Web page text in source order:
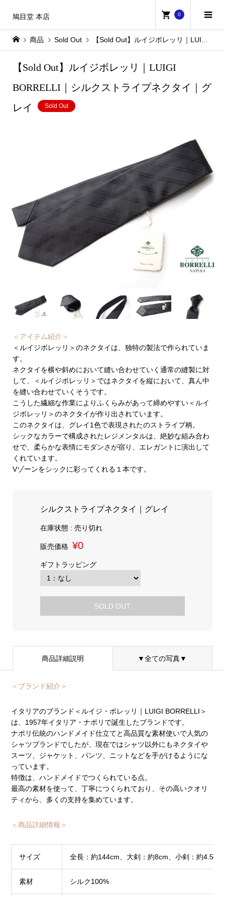
鳩目堂 本店 0
商品 Sold Out 【Sold Out】ルイジボレッリ｜LUIGI BORRELLI｜シルクストライプネクタイ｜グレイ
【Sold Out】ルイジボレッリ｜LUIGI
BORRELLI｜シルクストライプネクタイ｜グ
レイ
Sold Out
＜アイテム紹介＞
＜ルイジボレッリ＞のネクタイは、独特の製法で作られていま
す。
ネクタイを横や斜めにおいて縫い合わせていく通常の縫製に対
して、＜ルイジボレッリ＞ではネクタイを縦において、真ん中
を縫い合わせていくそうです。
こうした繊細な作業によりふくらみがあって締めやすい＜ルイ
ジボレッリ＞のネクタイが作り出されています。
このネクタイは、グレイ1色で表現されたのストライプ柄。
シックなカラーで構成されたレジメンタルは、絶妙な組み合わ
せで、柔らかな表情にモダンさが宿り、エレガントに演出して
くれています。
Vゾーンをシックに彩ってくれる１本です。
シルクストライプネクタイ｜グレイ
在庫状態 : 売り切れ
販売価格 ¥0
ギフトラッピング
SOLD OUT
商品詳細説明 ▼全ての写真▼
＜ブランド紹介＞
イタリアのブランド＜ルイジ・ボレッリ｜LUIGI BORRELLI＞
は、1957年イタリア・ナポリで誕生したブランドです。
ナポリ伝統のハンドメイド仕立てと高品質な素材使いで人気の
シャツブランドでしたが、現在ではシャツ以外にもネクタイや
スーツ、ジャケット、パンツ、ニットなどを手がけるようにな
っています。
特徴は、ハンドメイドでつくられている点。
最高の素材を使って、丁寧につくられており、その高いクオリ
ティから、多くの支持を集めています。
＜商品詳細情報＞
サイズ 全長：約144cm、大剣：約8cm、小剣：約4.5cm
素材 シルク100%